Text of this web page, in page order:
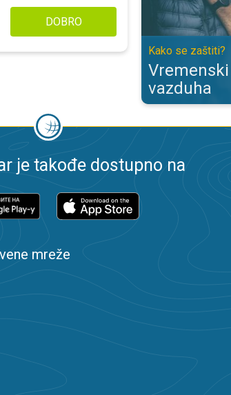
DOBRO
Kako se zaštiti?
vazduha
je takođe dostupno na
mreže